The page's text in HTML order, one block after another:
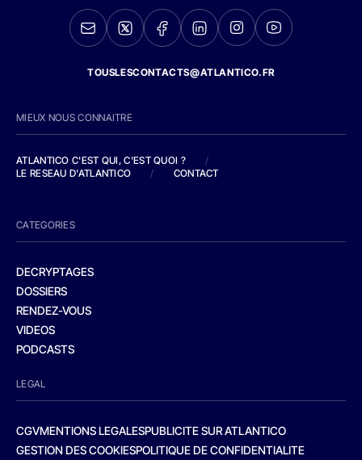
TOUSLESCONTACTS@ATLANTICO.FR
MIEUX NOUS CONNAITRE
ATLANTICO C'EST QUI, C'EST QUOI ?
/
LE RESEAU D'ATLANTICO
/ CONTACT
CATEGORIES
DECRYPTAGES
DOSSIERS
RENDEZ-VOUS
VIDEOS
PODCASTS
LEGAL
CGVMENTIONS LEGALESPUBLICITE SUR ATLANTICO
GESTION DES COOKIESPOLITIQUE DE CONFIDENTIALITE